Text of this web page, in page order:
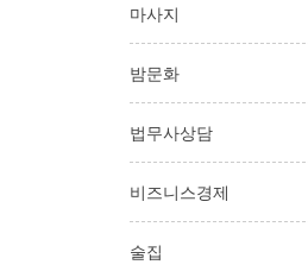
마사지
밤문화
법무사상담
비즈니스경제
술집